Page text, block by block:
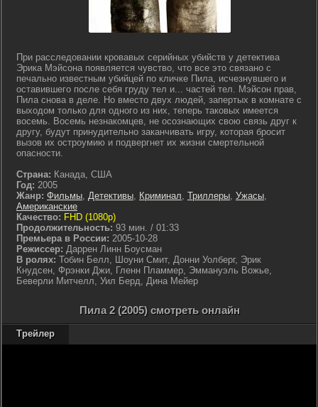
При расследовании кровавых серийных убийств у детектива
Эрика Мэйсона появляется чувство, что все это связано с
печально известным убийцей по кличке Пила, исчезнувшего и
оставившего после себя груду тел и... частей тел. Мэйсон прав,
Пила снова в деле. Но вместо двух людей, запертых в комнате с
выходом только для одного из них, теперь таковых имеется
восемь. Восемь незнакомцев, не осознающих свою связь друг к
другу, будут принудительно заканчивать игру, которая бросит
вызов их остроумию и подвергнет их жизни смертельной
опасности.
Страна: Канада, США
Год: 2005
Жанр: Фильмы, Детективы, Криминал, Триллеры, Ужасы,
Американские
Качество: FHD (1080p)
Продолжительность: 93 мин. / 01:33
Премьера в России: 2005-10-28
Режиссер: Даррен Линн Боусман
В ролях: Тобин Белл, Шоуни Смит, Донни Уолберг, Эрик
Кнудсен, Фрэнки Джи, Гленн Пламмер, Эммануэль Вожье,
Беверли Митчелл, Уил Берд, Дина Мейер
Пила 2 (2005) смотреть онлайн
Трейлер